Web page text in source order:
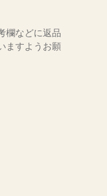
欄などに返品
ますようお願